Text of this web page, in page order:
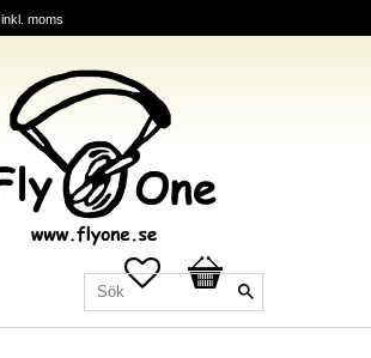
inkl. moms
Favoriter
Kundvagn